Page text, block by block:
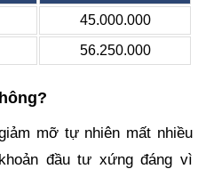
45.000.000
56.250.000
mỡ tự nhiên mất nhiều
đầu tư xứng đáng vì